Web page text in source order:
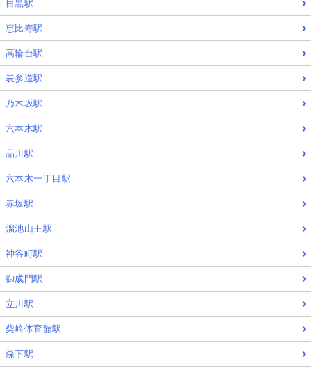
目黒駅
恵比寿駅
高輪台駅
表参道駅
乃木坂駅
六本木駅
品川駅
六本木一丁目駅
赤坂駅
溜池山王駅
神谷町駅
御成門駅
立川駅
柴崎体育館駅
森下駅